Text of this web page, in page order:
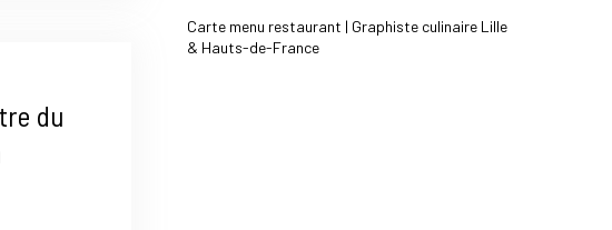
du
Carte menu restaurant | Graphiste culinaire Lille
& Hauts-de-France